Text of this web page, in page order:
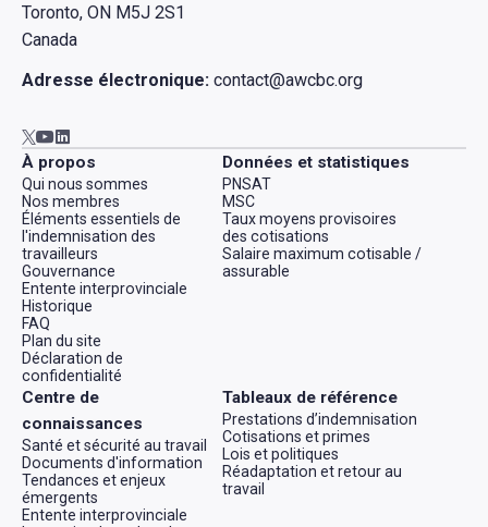
Toronto, ON M5J 2S1
Canada
Adresse électronique:contact@awcbc.org
Aller à AWCBC / ACATC twitter in new tab
Aller à AWCBC / ACATC youtube in new tab
À propos
Qui nous sommes
Nos membres
Éléments essentiels de
l'indemnisation des
travailleurs
Gouvernance
Entente interprovinciale
Historique
FAQ
Plan du site
Déclaration de
confidentialité
Données et statistiques
PNSAT
MSC
Taux moyens provisoires
des cotisations
Salaire maximum cotisable /
assurable
Centre de
connaissances
Santé et sécurité au travail
Documents d'information
Tendances et enjeux
émergents
Entente interprovinciale
Tableaux de référence
Prestations d’indemnisation
Cotisations et primes
Lois et politiques
Réadaptation et retour au
travail